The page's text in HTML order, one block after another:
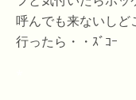
呼んでも来ないしど
行ったら・・ｽﾞｺｰ